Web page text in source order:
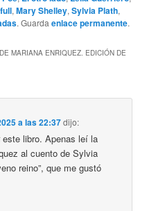
,Mary Shelley,Sylvia Plath,
. Guardaenlace permanente.
MARIANA ENRIQUEZ. EDICIÓN DE
a las 22:37dijo:
libro. Apenas leí la
al cuento de Sylvia
reino”, que me gustó